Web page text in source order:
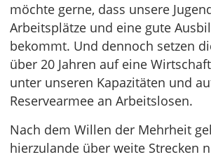
möchte gerne, dass unsere
Arbeitsplätze und eine gute
bekommt. Und dennoch setzen
über 20 Jahren auf eine
unter unseren Kapazitäten und
Reservearmee an Arbeitslosen.
Nach dem Willen der Mehrheit
hierzulande über weite Strecken